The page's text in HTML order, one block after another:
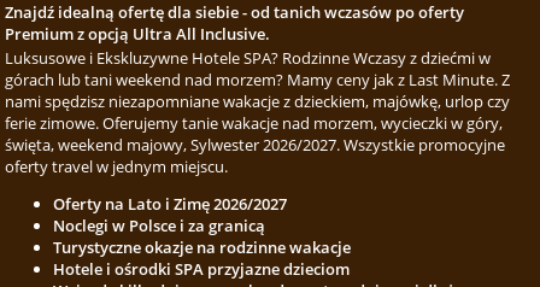
Znajdź idealną ofertę dla siebie - od tanich wczasów po oferty
Premium z opcją Ultra All Inclusive.
Luksusowe i Ekskluzywne Hotele SPA? Rodzinne Wczasy z dziećmi w
górach lub tani weekend nad morzem? Mamy ceny jak z Last Minute. Z
nami spędzisz niezapomniane wakacje z dzieckiem, majówkę, urlop czy
ferie zimowe. Oferujemy tanie wakacje nad morzem, wycieczki w góry,
święta, weekend majowy, Sylwester 2026/2027. Wszystkie promocyjne
oferty travel w jednym miejscu.
Oferty na Lato i Zimę 2026/2027
Noclegi w Polsce i za granicą
Turystyczne okazje na rodzinne wakacje
Hotele i ośrodki SPA przyjazne dzieciom